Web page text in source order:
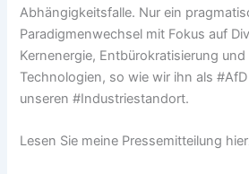
Abhängigkeitsfalle. Nur ein
Paradigmenwechsel mit Fokus auf
Kernenergie, Entbürokratisierung
Technologien, so wie wir ihn als
unseren #Industriestandort.
Lesen Sie meine Pressemitteilung